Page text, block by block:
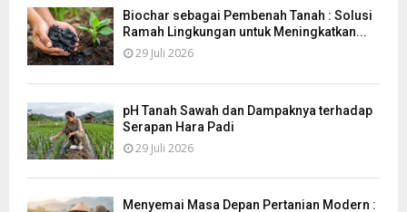
Biochar sebagai Pembenah Tanah : Solusi
Ramah Lingkungan untuk Meningkatkan...
29 Juli 2026
pH Tanah Sawah dan Dampaknya terhadap
Serapan Hara Padi
29 Juli 2026
Menyemai Masa Depan Pertanian Modern :